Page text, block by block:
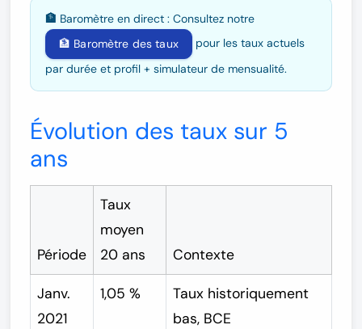
🏦 Baromètre en direct : Consultez notre
🏦 Baromètre des taux
pour les taux actuels
par durée et profil + simulateur de mensualité.
Évolution des taux sur 5
ans
Période
Taux
moyen
20 ans
Contexte
Janv.
2021
1,05 %
Taux historiquement
bas, BCE